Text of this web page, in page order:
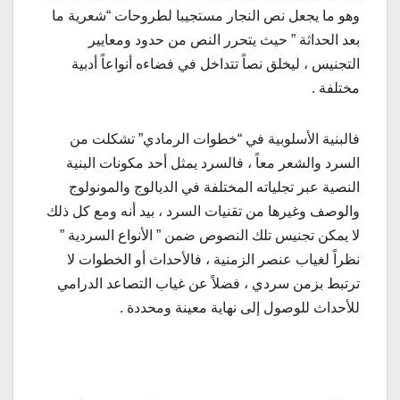
وهو ما يجعل نص النجار مستجيبا لطروحات “شعرية ما
بعد الحداثة ” حيث يتحرر النص من حدود ومعايير
التجنيس ، ليخلق نصاً تتداخل في فضاءه أنواعاً أدبية
مختلفة .
فالبنية الأسلوبية في “خطوات الرمادي” تشكلت من
السرد والشعر معاً ، فالسرد يمثل أحد مكونات البنية
النصية عبر تجلياته المختلفة في الديالوج والمونولوج
والوصف وغيرها من تقنيات السرد ، بيد أنه ومع كل ذلك
لا يمكن تجنيس تلك النصوص ضمن ” الأنواع السردية ”
نظراً لغياب عنصر الزمنية ، فالأحداث أو الخطوات لا
ترتبط بزمن سردي ، فضلاً عن غياب التصاعد الدرامي
للأحداث للوصول إلى نهاية معينة ومحددة .